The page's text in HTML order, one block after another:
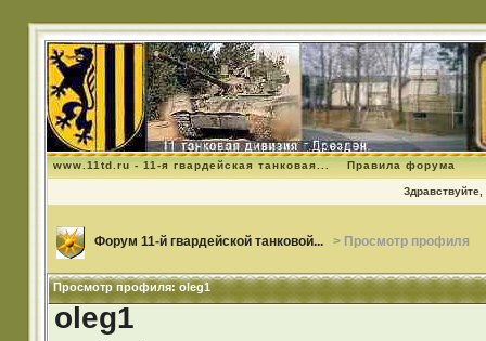
www.11td.ru - 11-я гвардейская танковая... Правила форума
Здравствуйте,
Форум 11-й гвардейской танковой... > Просмотр профиля
Просмотр профиля: oleg1
oleg1